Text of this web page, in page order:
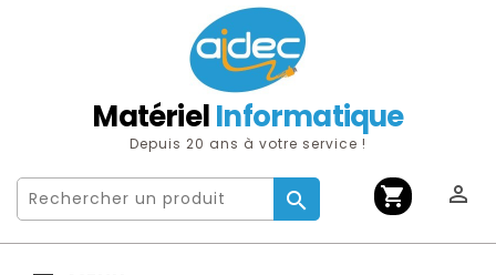
MatérielInformatique
Depuis 20 ans à votre service !
 shopping_cart 